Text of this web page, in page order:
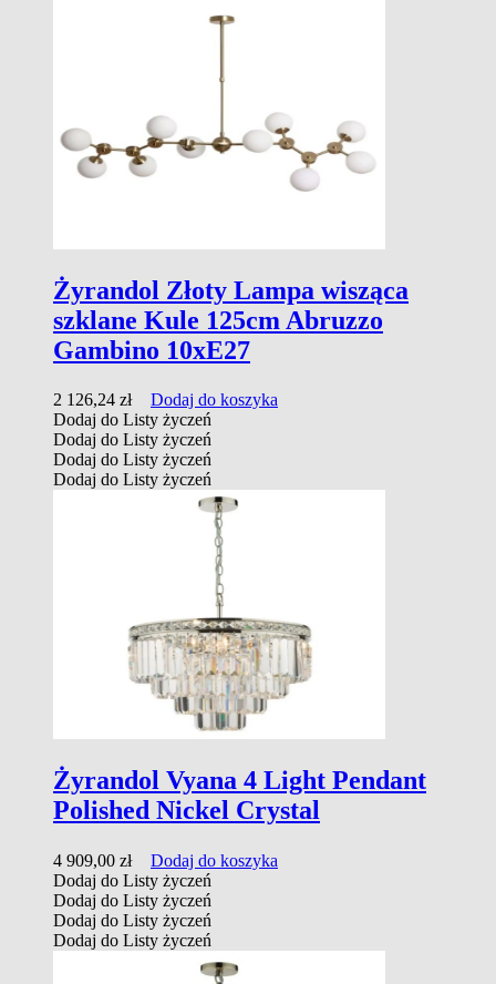
Żyrandol Złoty Lampa wisząca
szklane Kule 125cm Abruzzo
Gambino 10xE27
2 126,24 zł
Dodaj do koszyka
Dodaj do Listy życzeń
Dodaj do Listy życzeń
Dodaj do Listy życzeń
Dodaj do Listy życzeń
Żyrandol Vyana 4 Light Pendant
Polished Nickel Crystal
4 909,00 zł
Dodaj do koszyka
Dodaj do Listy życzeń
Dodaj do Listy życzeń
Dodaj do Listy życzeń
Dodaj do Listy życzeń